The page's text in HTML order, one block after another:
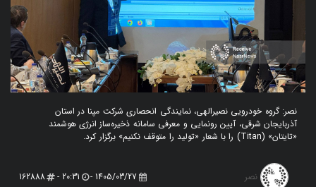
نصر: گروه خودرویی نصیرالهی، نمایندگی انحصاری شرکت مپنا در استان
آذربایجان شرقی، آیین رونمایی و معرفی سامانه ذخیره‌ساز انرژی هوشمند
«تایتان» (Titan) را با شعار «تولید را متوقف نکنیم» برگزار کرد.
نصر 1405/03/27 -
20:31 -
162888